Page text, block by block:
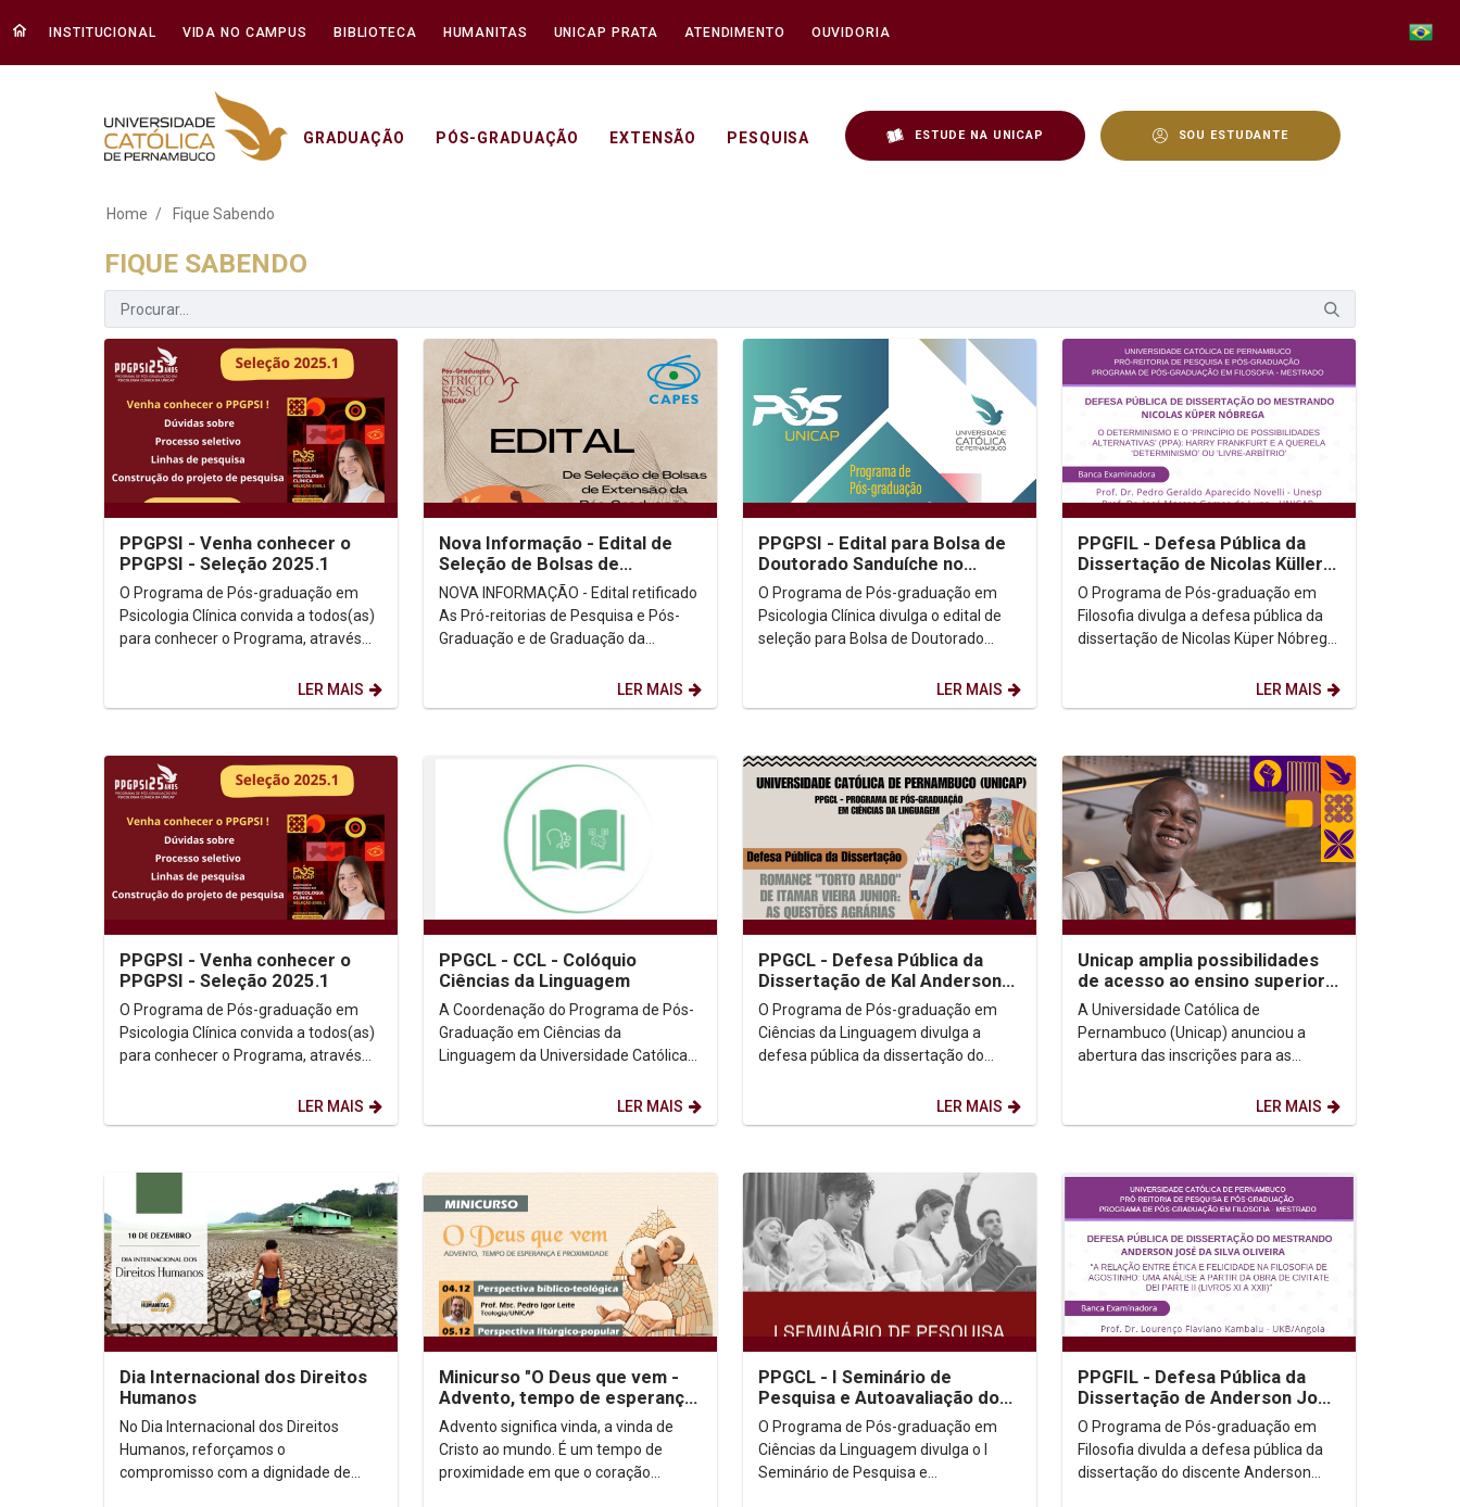
INSTITUCIONAL VIDA NO CAMPUS BIBLIOTECA HUMANITAS UNICAP PRATA ATENDIMENTO OUVIDORIA
GRADUAÇÃO PÓS-GRADUAÇÃO EXTENSÃO PESQUISA ESTUDE NA UNICAP SOU ESTUDANTE
Fique Sabendo - Unicap
Home Fique Sabendo
FIQUE SABENDO
PPGPSI - Venha conhecer o
PPGPSI - Seleção 2025.1
O Programa de Pós-graduação em
Psicologia Clínica convida a todos(as)
para conhecer o Programa, através
LER MAIS
Nova Informação - Edital de
Seleção de Bolsas de
Extensão da Pós-graduação
NOVA INFORMAÇÃO - Edital retificado
As Pró-reitorias de Pesquisa e Pós-
Graduação e de Graduação da
LER MAIS
PPGPSI - Edital para Bolsa de
Doutorado Sanduíche no
Exterior
O Programa de Pós-graduação em
Psicologia Clínica divulga o edital de
seleção para Bolsa de Doutorado
LER MAIS
PPGFIL - Defesa Pública da
Dissertação de Nicolas Küller
Nóbrega
O Programa de Pós-graduação em
Filosofia divulga a defesa pública da
dissertação de Nicolas Küper Nóbrega.
LER MAIS
PPGPSI - Venha conhecer o
PPGPSI - Seleção 2025.1
O Programa de Pós-graduação em
Psicologia Clínica convida a todos(as)
para conhecer o Programa, através
LER MAIS
PPGCL - CCL - Colóquio
Ciências da Linguagem
A Coordenação do Programa de Pós-
Graduação em Ciências da
Linguagem da Universidade Católica
Coordenação do Colegiado de Letras
da...
LER MAIS
PPGCL - Defesa Pública da
Dissertação de Kal Anderson
Aniceto Gomes do Prado
O Programa de Pós-graduação em
Ciências da Linguagem divulga a
defesa pública da dissertação do
LER MAIS
Unicap amplia possibilidades
de acesso ao ensino superior
com modalidades de Ingresso
Especial
A Universidade Católica de
Pernambuco (Unicap) anunciou a
abertura das inscrições para as
que oferecem alternativas...LER MAIS
Dia Internacional dos Direitos
Humanos
No Dia Internacional dos Direitos
Humanos, reforçamos o
compromisso com a dignidade de
Minicurso "O Deus que vem -
Advento, tempo de esperança
e proximidade"
Advento significa vinda, a vinda de
Cristo ao mundo. É um tempo de
proximidade em que o coração
PPGCL - I Seminário de
Pesquisa e Autoavaliação do
PPGCL
O Programa de Pós-graduação em
Ciências da Linguagem divulga o I
Seminário de Pesquisa e
PPGFIL - Defesa Pública da
Dissertação de Anderson José
da Silva Oliveira
O Programa de Pós-graduação em
Filosofia divulda a defesa pública da
dissertação do discente Anderson